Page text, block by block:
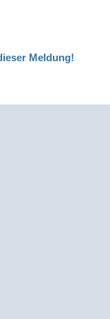
Meldung!